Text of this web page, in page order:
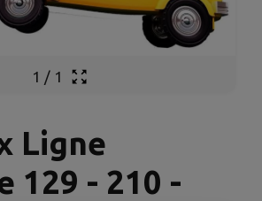
1 / 1
Ligne
129 - 210 -